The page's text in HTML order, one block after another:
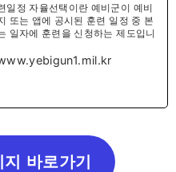
일정 자율선택이란 예비군이 예비
또는 앱에 공시된 훈련 일정 중 본
일자에 훈련을 신청하는 제도입니
바로가기